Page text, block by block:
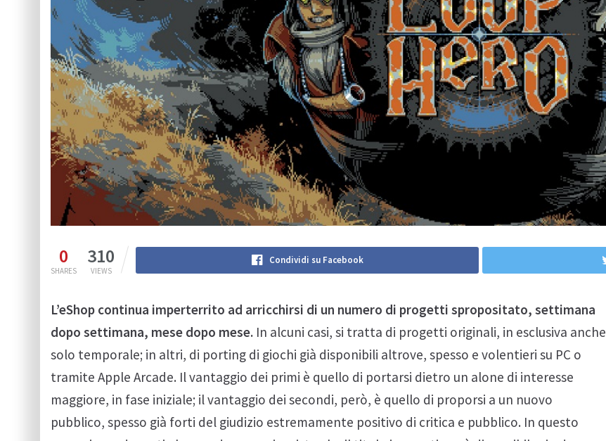
0
SHARES
310
VIEWS
Condividi su Facebook
L’eShop continua imperterrito ad arricchirsi di un numero di progetti spropositato, settimana
dopo settimana, mese dopo mese. In alcuni casi, si tratta di progetti originali, in esclusiva anche
solo temporale; in altri, di porting di giochi già disponibili altrove, spesso e volentieri su PC o
tramite Apple Arcade. Il vantaggio dei primi è quello di portarsi dietro un alone di interesse
maggiore, in fase iniziale; il vantaggio dei secondi, però, è quello di proporsi a un nuovo
pubblico, spesso già forti del giudizio estremamente positivo di critica e pubblico. In questo